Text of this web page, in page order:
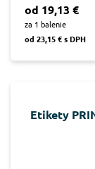
od 19,13 €
za 1 balenie
od 23,15 € s DPH
Etikety